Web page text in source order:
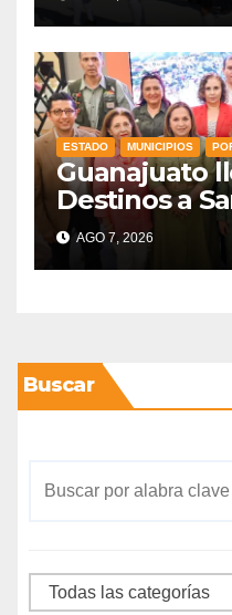
inclusión
ESTADO MUNICIPIOS
Guanajuato
Destinos a
vísperas de
AGO 7, 2026
Buscar